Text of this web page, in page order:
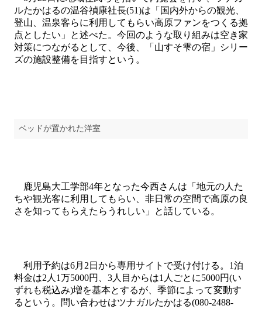
ルたかはるの温谷禎康社長(51)は「国内外からの観光、
登山、温泉客らに利用してもらい高原ファンをつくる拠
点としたい」と述べた。今回のような取り組みは空き家
対策につながるとして、今後、「山すそ雫の宿」シリー
ズの施設整備を目指すという。
ベッドが置かれた洋室
鹿児島大工学部4年となった今西さんは「地元の人た
ちや観光客に利用してもらい、非日常の空間で高原の良
さを知ってもらえたらうれしい」と話している。
利用予約は6月2日から専用サイトで受け付ける。1泊
料金は2人1万5000円、3人目からは1人ごとに5000円(い
ずれも税込み)増を基本とするが、季節によって変動す
るという。問い合わせはツナガルたかはる(080-2488-